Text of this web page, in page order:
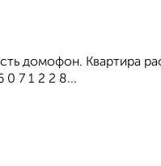
домофон. Квартира
0 7 1 2 2 8...